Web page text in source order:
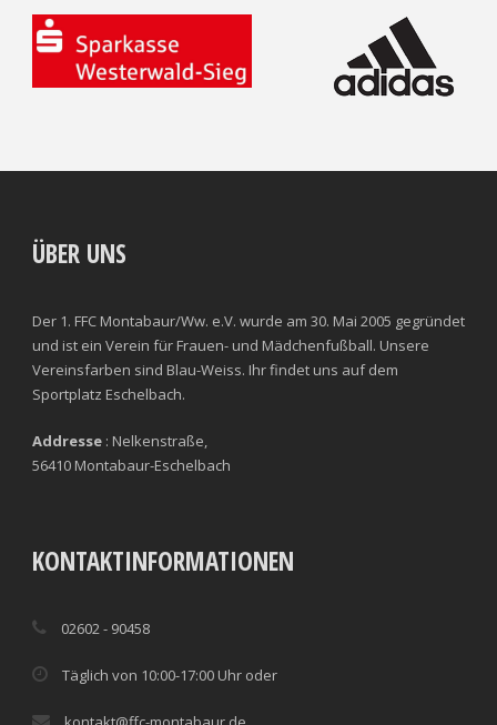
ÜBER UNS
Der 1. FFC Montabaur/Ww. e.V. wurde am 30. Mai 2005 gegründet
und ist ein Verein für Frauen- und Mädchenfußball. Unsere
Vereinsfarben sind Blau-Weiss. Ihr findet uns auf dem
Sportplatz Eschelbach.
Addresse : Nelkenstraße,
56410 Montabaur-Eschelbach
KONTAKTINFORMATIONEN
02602 - 90458
Täglich von 10:00-17:00 Uhr oder